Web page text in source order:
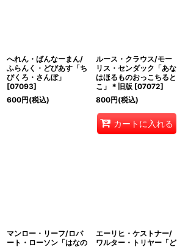
へれん・ばんなーまん/
ふらんく・どびあす「ち
びくろ・さんぼ」
[07093]
600円(税込)
ルース・クラウス/モー
リス・センダック「あな
はほるものおっこちると
こ」＊旧版 [07072]
800円(税込)
カートに入れる
マンロー・リーフ/ロバ
ート・ローソン「はなの
エーリヒ・ケストナー/
ワルター・トリヤー「ど